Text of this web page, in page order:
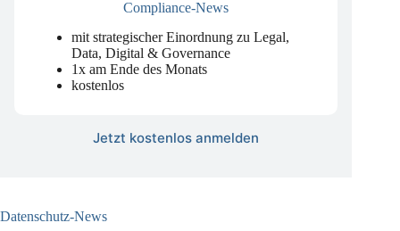
mit strategischer Einordnung zu Legal,
Data, Digital & Governance
1x am Ende des Monats